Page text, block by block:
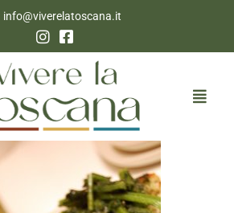
info@viverelatoscana.it